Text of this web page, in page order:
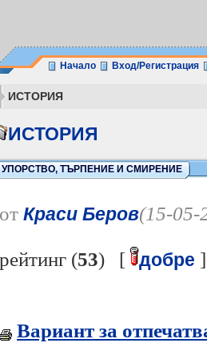
Начало Вход/Регистрация
ИСТОРИЯ
ИСТОРИЯ
УПОРСТВО, ТЪРПЕНИЕ И СМИРЕНИЕ
от Краси Беров(15-05-
рейтинг (53) [ добре
Вариант за